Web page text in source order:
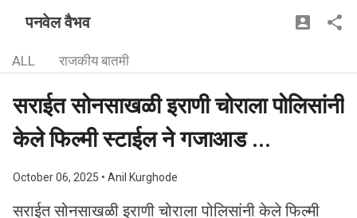
पनवेल वैभव
ALL राजकीय बातमी
सराईत सोनसाखळी इराणी चोराला पोलिसांनी
केले फिल्मी स्टाईल ने गजाआड ...
October 06, 2025 • Anil Kurghode
सराईत सोनसाखळी इराणी चोराला पोलिसांनी केले फिल्मी